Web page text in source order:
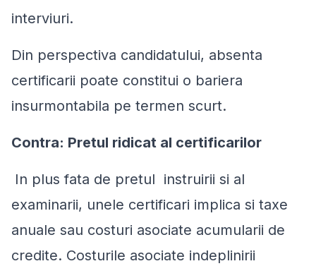
interviuri.
Din perspectiva candidatului, absenta
certificarii poate constitui o bariera
insurmontabila pe termen scurt.
Contra: Pretul ridicat al certificarilor
In plus fata de pretul instruirii si al
examinarii, unele certificari implica si taxe
anuale sau costuri asociate acumularii de
credite. Costurile asociate indeplinirii